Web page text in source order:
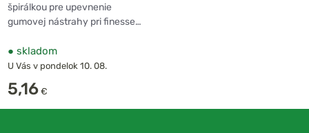
špirálkou pre upevnenie
gumovej nástrahy pri finesse…
● skladom
U Vás v pondelok 10. 08.
5,16 €